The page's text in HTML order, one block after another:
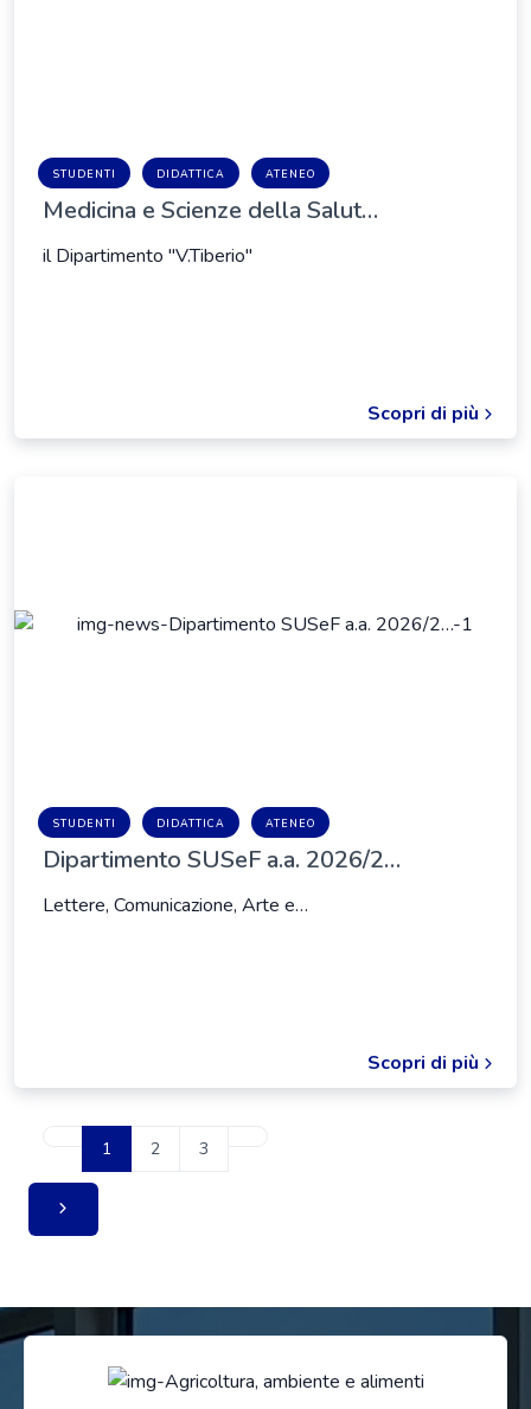
STUDENTI DIDATTICA ATENEO
Medicina e Scienze della Salut…
il Dipartimento "V.Tiberio"
Scopri di più
STUDENTI DIDATTICA ATENEO
Dipartimento SUSeF a.a. 2026/2…
Lettere, Comunicazione, Arte e…
Scopri di più
1 2 3